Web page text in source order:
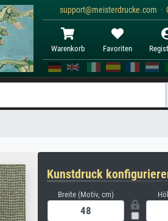
support@meisterdrucke.com ·
Warenkorb Favoriten
Kunstdruck
Breite (Motiv, cm)